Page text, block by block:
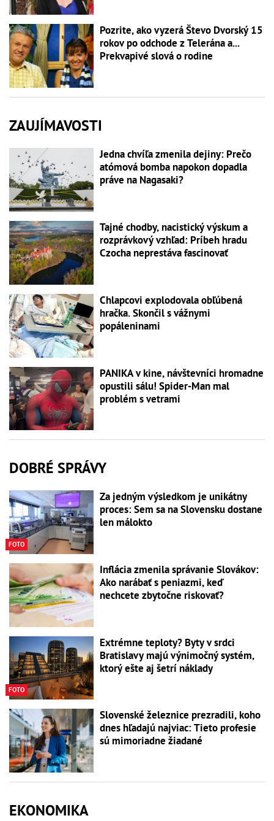
Pozrite, ako vyzerá Števo Dvorský 15
rokov po odchode z Telerána a...
Prekvapivé slová o rodine
ZAUJÍMAVOSTI
Jedna chvíľa zmenila dejiny: Prečo
atómová bomba napokon dopadla
práve na Nagasaki?
Tajné chodby, nacistický výskum a
rozprávkový vzhľad: Príbeh hradu
Czocha neprestáva fascinovať
Chlapcovi explodovala obľúbená
hračka. Skončil s vážnymi
popáleninami
PANIKA v kine, návštevníci hromadne
opustili sálu! Spider-Man mal
problém s vetrami
DOBRÉ SPRÁVY
FOTO
Za jedným výsledkom je unikátny
proces: Sem sa na Slovensku dostane
len málokto
Inflácia zmenila správanie Slovákov:
Ako narábať s peniazmi, keď
nechcete zbytočne riskovať?
FOTO
Extrémne teploty? Byty v srdci
Bratislavy majú výnimočný systém,
ktorý ešte aj šetrí náklady
Slovenské železnice prezradili, koho
dnes hľadajú najviac: Tieto profesie
sú mimoriadne žiadané
EKONOMIKA